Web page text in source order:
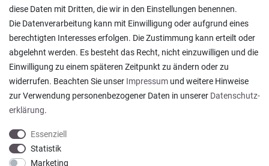
Ein einfach toller Service - prompte Lieferung und
sogar mit Pflegehinweis!
Datum der Veröffentlichung: 05.08.2026
Datum der Kauferfahrung: 29.07.2026
diese Daten mit Dritten, die wir in den Einstellungen benennen.
Die Datenverarbeitung kann mit Einwilligung oder aufgrund eines
berechtigten Interesses erfolgen. Die Zustimmung kann erteilt oder
abgelehnt werden. Es besteht das Recht, nicht einzuwilligen und die
Einwilligung zu einem späteren Zeitpunkt zu ändern oder zu
widerrufen. Beachten Sie unser Impressum und weitere Hinweise
zur Verwendung personenbezogener Daten in unserer Daten­schutz­
erklärung.
Essenziell
Statistik
Marketing